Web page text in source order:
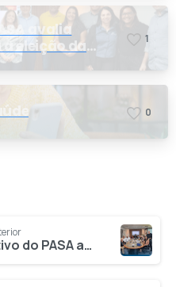
avalia
eleição da
1
0
Conselho deliberativo do PASA avança na construção do planejamento para a adequação à Ação Direta de Constitucionalidade (ADC 90)